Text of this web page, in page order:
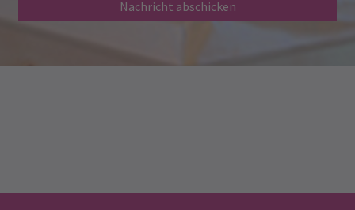
Nachricht abschicken